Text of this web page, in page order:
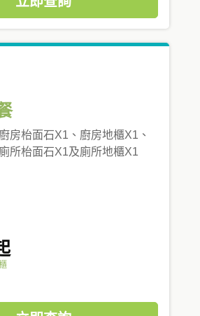
房枱面石X1、廚房地櫃X1、
所枱面石X1及廁所地櫃X1